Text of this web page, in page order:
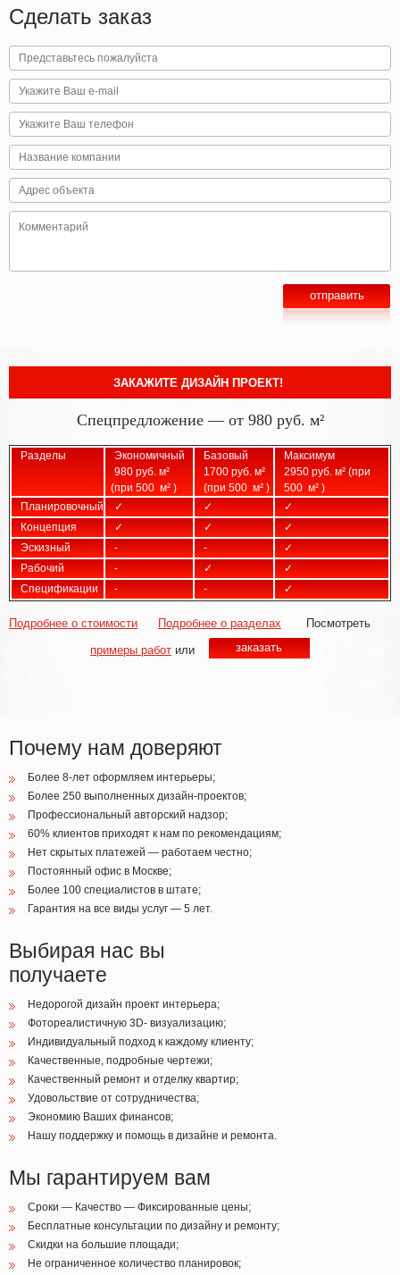
Сделать заказ
ЗАКАЖИТЕ ДИЗАЙН ПРОЕКТ!
Спецпредложение — от 980 руб. м²
Разделы
Экономичный
980 руб. м²
(при 500 м²)
Базовый
1700 руб. м²
(при 500 м² )
Максимум
2950 руб. м² (при
500 м² )
Планировочный
✓ ✓
✓
Концепция
✓ ✓
✓
Эскизный
- -
✓
Рабочий
- ✓
✓
Спецификации
- - ✓
Подробнее о стоимости Подробнее о разделах Посмотреть
примеры работ или заказать
Почему нам доверяют
Более 8-лет оформляем интерьеры;
Более 250 выполненных дизайн-проектов;
Профессиональный авторский надзор;
60% клиентов приходят к нам по рекомендациям;
Нет скрытых платежей — работаем честно;
Постоянный офис в Москве;
Более 100 специалистов в штате;
Гарантия на все виды услуг — 5 лет.
Выбирая нас вы
получаете
Недорогой дизайн проект интерьера;
Фотореалистичную 3D- визуализацию;
Индивидуальный подход к каждому клиенту;
Качественные, подробные чертежи;
Качественный ремонт и отделку квартир;
Удовольствие от сотрудничества;
Экономию Ваших финансов;
Нашу поддержку и помощь в дизайне и ремонта.
Мы гарантируем вам
Сроки — Качество — Фиксированные цены;
Бесплатные консультации по дизайну и ремонту;
Скидки на большие площади;
Не ограниченное количество планировок;